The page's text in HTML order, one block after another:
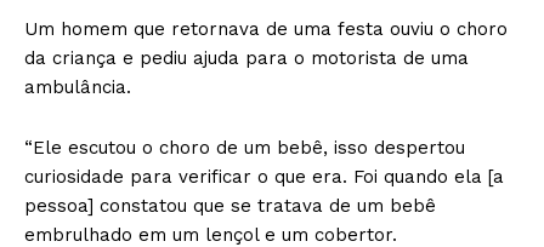
Um homem que retornava de uma festa ouviu o choro
da criança e pediu ajuda para o motorista de uma
ambulância.
“Ele escutou o choro de um bebê, isso despertou
curiosidade para verificar o que era. Foi quando ela [a
pessoa] constatou que se tratava de um bebê
embrulhado em um lençol e um cobertor.